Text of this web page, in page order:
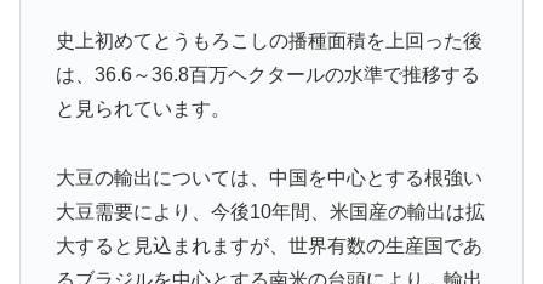
史上初めてとうもろこしの播種面積を上回った後
は、36.6～36.8百万ヘクタールの水準で推移する
と見られています。
大豆の輸出については、中国を中心とする根強い
大豆需要により、今後10年間、米国産の輸出は拡
大すると見込まれますが、世界有数の生産国であ
るブラジルを中心とする南米の台頭により、輸出